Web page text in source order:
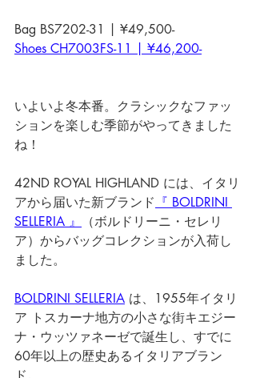
Bag BS7202-31 | ¥49,500-
Shoes CH7003FS-11 | ¥46,200-
いよいよ冬本番。クラシックなファッ
ションを楽しむ季節がやってきました
ね！
42ND ROYAL HIGHLAND には、イタリ
アから届いた新ブランド 『 BOLDRINI
SELLERIA 』
（ボルドリーニ・セレリ
ア）からバッグコレクションが入荷し
ました。
BOLDRINI SELLERIA は、1955年イタリ
ア トスカーナ地方の小さな街キエジー
ナ・ウッツァネーゼで誕生し、すでに
60年以上の歴史あるイタリアブラン